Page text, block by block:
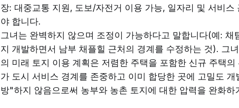
장: 대중교통 지원, 도보/자전거 이용 가능, 일자리 및 서비스
야 합니다.
그녀는 완벽하지 않으며 조정이 가능하다고 말합니다(예: 채
지 개발하면서 남부 채플힐 근처의 경계를 수정하는 것). 그
의 미래 토지 이용 계획은 저렴한 주택을 포함한 신규 주택
가 도시 서비스 경계를 존중하고 이미 합당한 곳에 고밀도
방"하지 않음으로써 농부와 농촌 토지에 대한 압력을 완화하